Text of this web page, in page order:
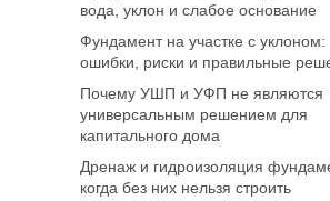
вода, уклон и слабое основание
Фундамент на участке с уклоном:
ошибки, риски и правильные
Почему УШП и УФП не являются
универсальным решением для
капитального дома
Дренаж и гидроизоляция
когда без них нельзя строить